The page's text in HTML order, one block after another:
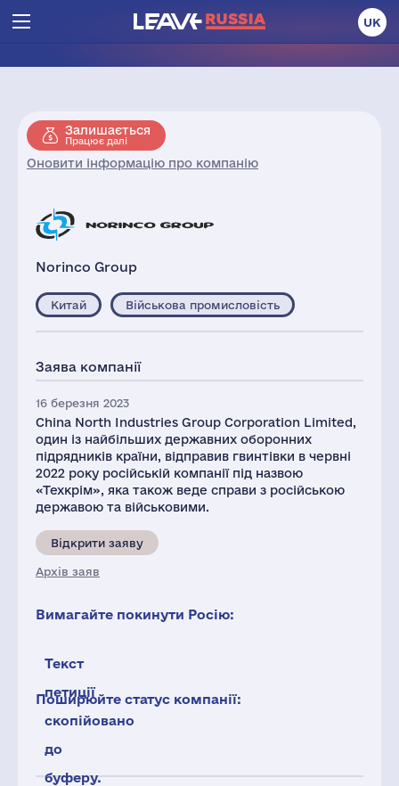
UK
Залишається
Працює далі
Оновити інформацію про компанію
Norinco Group
Китай Військова промисловість
Заява компанії
16 березня 2023
China North Industries Group Corporation Limited,
один із найбільших державних оборонних
підрядників країни, відправив гвинтівки в червні
2022 року російській компанії під назвою
«Техкрім», яка також веде справи з російською
державою та військовими.
Відкрити заяву
Архів заяв
Вимагайте покинути Росію:
Текст
петиції
скопійовано
до
буферу.
Поширюйте статус компанії: